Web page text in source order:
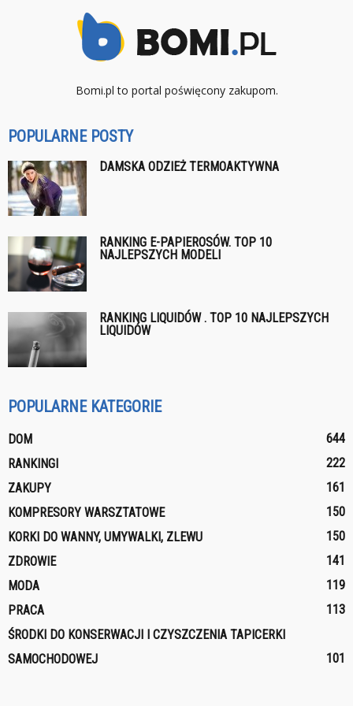
Bomi.pl to portal poświęcony zakupom.
POPULARNE POSTY
DAMSKA ODZIEŻ TERMOAKTYWNA
RANKING E-PAPIEROSÓW. TOP 10
NAJLEPSZYCH MODELI
RANKING LIQUIDÓW . TOP 10 NAJLEPSZYCH
LIQUIDÓW
POPULARNE KATEGORIE
DOM
644
RANKINGI
222
ZAKUPY
161
KOMPRESORY WARSZTATOWE
150
KORKI DO WANNY, UMYWALKI, ZLEWU
150
ZDROWIE
141
MODA
119
PRACA
113
ŚRODKI DO KONSERWACJI I CZYSZCZENIA TAPICERKI
SAMOCHODOWEJ
101